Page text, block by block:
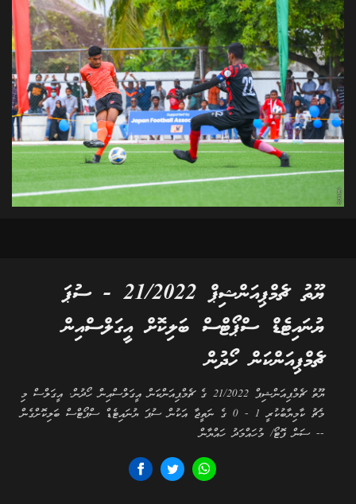
ޔޫތު ޗެމްޕިއަންޝިޕް 21/2022 - ސުޕަ
ޔުނައިޓެޑް ސްޕޯޓްސް ބަލިކޮށް އީގަލްސްއިން
ޗެމްޕިއަންކަން ހޯދުން
ޔޫތު ޗެމްޕިއަންޝިޕް 21/2022 ގެ ޗެމްޕިއަންކަން އީގަލްސްއިން ހޯދުން. އީގަލްސް މި
މެޗު ކާމިޔާބުކުރީ 1 - 0 ގެ ނަތީޖާ އަކުން ސުޕަ ޔުނައިޓެޑް ސްޕޯޓްސް ބަލިކޮށްގެން
-- ސަން ފޮޓޯ/ މުހައްމަދު ހައްޔާން